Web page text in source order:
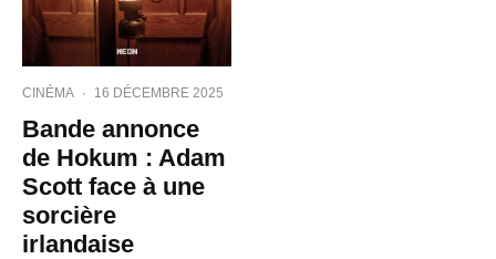
CINÉMA · 16 DÉCEMBRE 2025
Bande annonce
de Hokum : Adam
Scott face à une
sorcière
irlandaise